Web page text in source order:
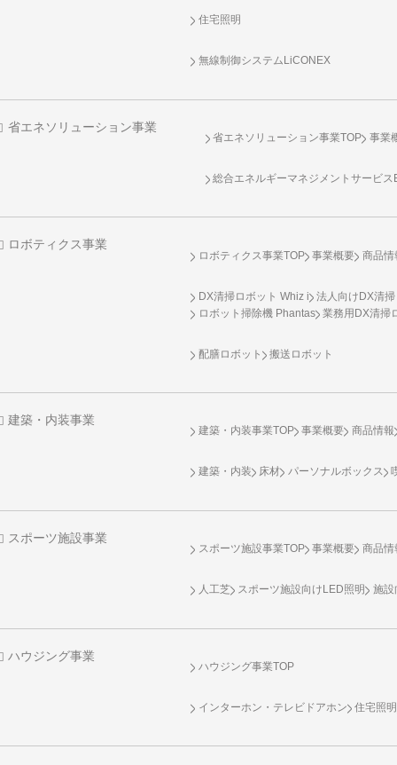
住宅照明
無線制御システム LiCONEX
省エネソリューション事業
省エネソリューション事業TOP 事業
総合エネルギーマネジメントサービ
ロボティクス事業
ロボティクス事業TOP 事業概要 商品情
DX清掃ロボット Whiz i
法人向けDX清
ロボット掃除機 Phantas
業務用DX清掃
配膳ロボット 搬送ロボット
建築・内装事業
建築・内装事業TOP 事業概要 商品情報
建築・内装 床材 パーソナルボックス
スポーツ施設事業
スポーツ施設事業TOP 事業概要 商品情
人工芝 スポーツ施設向け LED照明 施設
ハウジング事業
ハウジング事業TOP
インターホン・テレビドアホン 住宅照明